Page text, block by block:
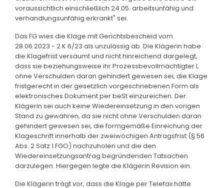
voraussichtlich einschließlich 24.05. arbeitsunfähig und
verhandlungsunfähig erkrankt" sei.
Das FG wies die Klage mit Gerichtsbescheid vom
28.06.2023 - 2 K 6/23 als unzulässig ab. Die Klägerin habe
die Klagefrist versäumt und nicht hinreichend dargelegt,
dass sie beziehungsweise ihr Prozessbevollmächtigter L
ohne Verschulden daran gehindert gewesen sei, die Klage
fristgerecht in der gesetzlich vorgeschriebenen Form als
elektronisches Dokument per beSt einzureichen. Der
Klägerin sei auch keine Wiedereinsetzung in den vorigen
Stand zu gewähren, da sie nicht ohne Verschulden daran
gehindert gewesen sei, die formgemäße Einreichung der
Klageschrift innerhalb der zweiwöchigen Antragsfrist (§ 56
Abs. 2 Satz 1 FGO) nachzuholen und die den
Wiedereinsetzungsantrag begründenden Tatsachen
darzulegen. Hiergegen legte die Klägerin Revision ein.
Die Klägerin trägt vor, dass die Klage per Telefax hätte